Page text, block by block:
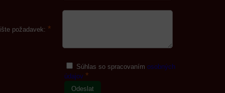
požadavek: *
Súhlas so spracovanímosobných
údajov *
Odeslat